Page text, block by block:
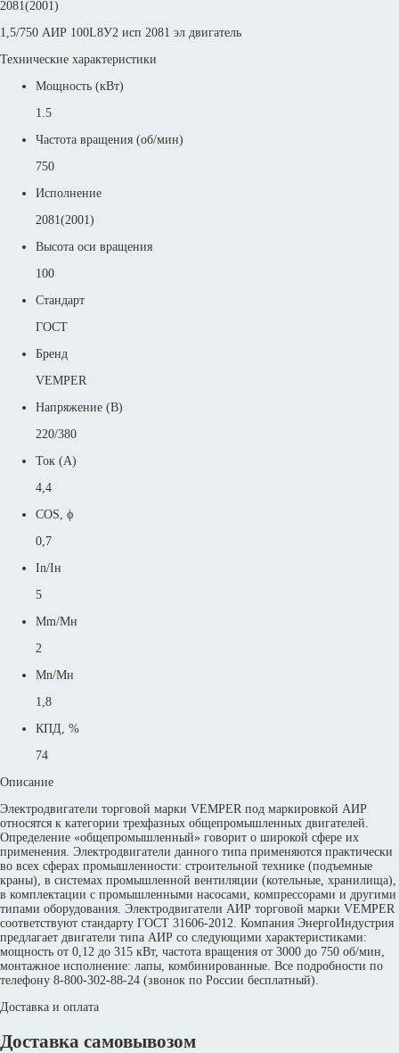
2081(2001)
1,5/750 АИР 100L8У2 исп 2081 эл двигатель
Технические характеристики
Мощность (кВт)
1.5
Частота вращения (об/мин)
750
Исполнение
2081(2001)
Высота оси вращения
100
Стандарт
ГОСТ
Бренд
VEMPER
Напряжение (В)
220/380
Ток (А)
4,4
COS, ϕ
0,7
In/Iн
5
Mm/Mн
2
Mn/Mн
1,8
КПД, %
74
Описание
Электродвигатели торговой марки VEMPER под маркировкой АИР
относятся к категории трехфазных общепромышленных двигателей.
Определение «общепромышленный» говорит о широкой сфере их
применения. Электродвигатели данного типа применяются практически
во всех сферах промышленности: строительной технике (подъемные
краны), в системах промышленной вентиляции (котельные, хранилища),
в комплектации с промышленными насосами, компрессорами и другими
типами оборудования. Электродвигатели АИР торговой марки VEMPER
соответствуют стандарту ГОСТ 31606-2012. Компания ЭнергоИндустрия
предлагает двигатели типа АИР со следующими характеристиками:
мощность от 0,12 до 315 кВт, частота вращения от 3000 до 750 об/мин,
монтажное исполнение: лапы, комбинированные. Все подробности по
телефону 8-800-302-88-24 (звонок по России бесплатный).
Доставка и оплата
Доставка самовывозом